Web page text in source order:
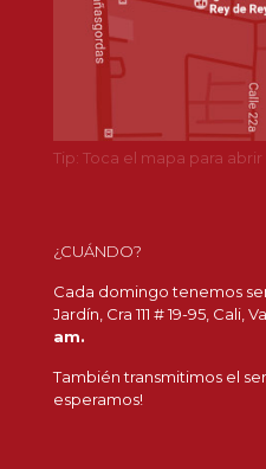
Tip: Toca el mapa para
¿CUÁNDO?
Cada domingo tenemos
Jardín, Cra 111 # 19-95, Cali,
am.
También transmitimos el
esperamos!